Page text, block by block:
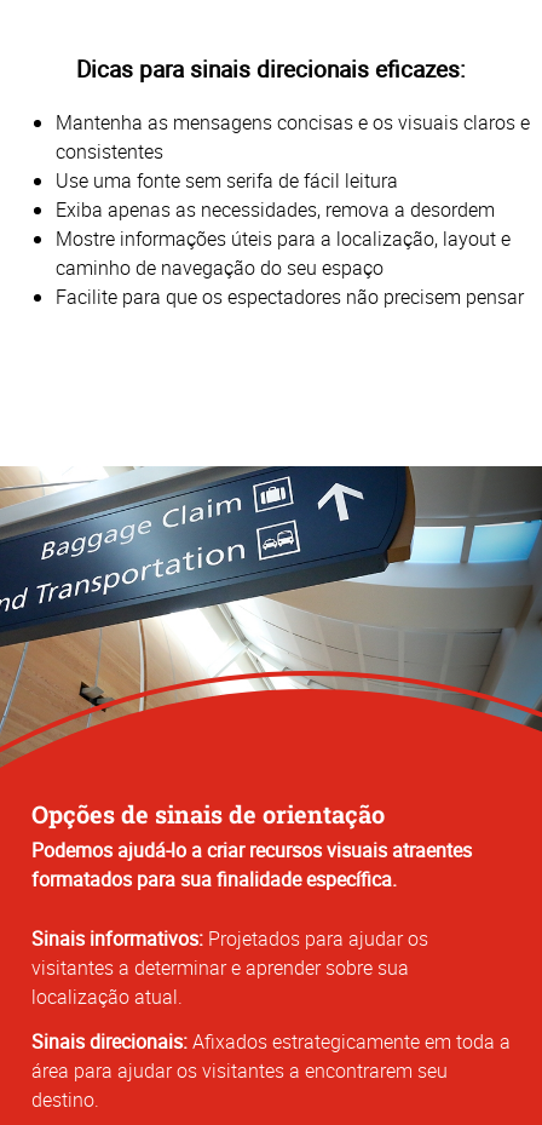
Dicas para sinais direcionais eficazes:
Mantenha as mensagens concisas e os visuais claros e
consistentes
Use uma fonte sem serifa de fácil leitura
Exiba apenas as necessidades, remova a desordem
Mostre informações úteis para a localização, layout e
caminho de navegação do seu espaço
Facilite para que os espectadores não precisem pensar
Opções de sinais de orientação
Podemos ajudá-lo a criar recursos visuais atraentes
formatados para sua finalidade específica.
Sinais informativos: Projetados para ajudar os
visitantes a determinar e aprender sobre sua
localização atual.
Sinais direcionais:Afixados estrategicamente em toda a
área para ajudar os visitantes a encontrarem seu
destino.